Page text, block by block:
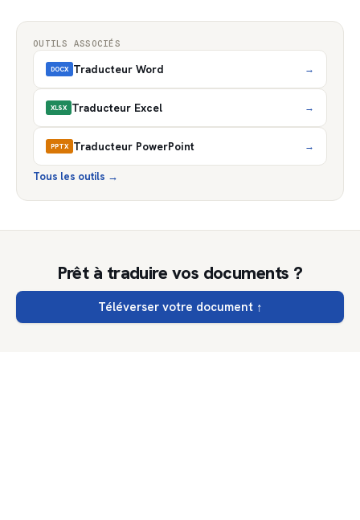
OUTILS ASSOCIÉS
DOCX Traducteur Word →
XLSX Traducteur Excel →
PPTX Traducteur PowerPoint →
Tous les outils →
Prêt à traduire vos documents ?
Téléverser votre document↑